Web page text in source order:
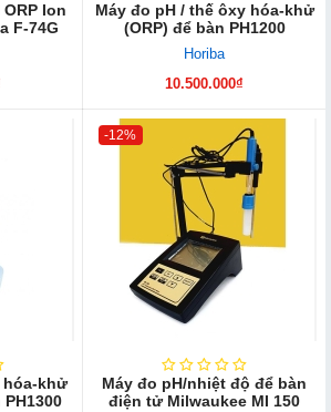
Ion
F-74G
Máy đo pH / thế ôxy hóa-khử
(ORP) để bàn PH1200
Horiba
10.500.000₫
hóa-khử
-12%
Máy đo pH/nhiệt độ để bàn
điện tử Milwaukee MI 150